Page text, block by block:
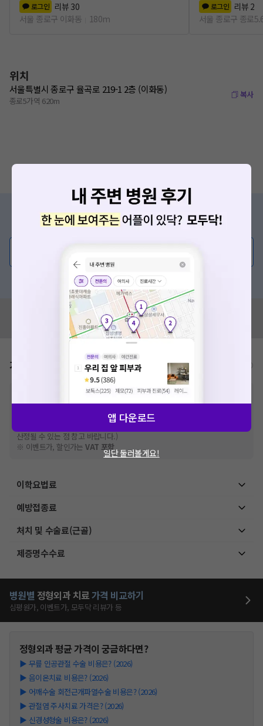
로그인 리뷰 30
서울 종로구 이화동
180m
로그인 리뷰 2
서울 종로구 종로
위치
서울특별시 종로구 율곡로 219-1 2층 (이화동)
종로5가역 620m
복사
증상/치료, 궁금한 점이 있나요?
의사가 직접 답해드려요!
혹은, 의료상담 서비스에 다양한 게시글 보러가기
혹시 잘못된 병원정보가 있나요?
모두닥 팀에 알려주세요!
가격표 비급여/급여 진료란?
추가비용 등으로 실제 가격과 상이할 수 있으니, 정확
한 가격은 해당 의료기관에 직접 문의해주세요.
건강보험심사평가원에 고지되어 있는 급여 진료 기준 가
격입니다. (진료와 연관된 복합적인 비용이 추가되어, 병원마다 금액이 다르게
산정될 수 있는 점 참고 바랍니다.)
※ 이벤트가, 할인가는VAT 포함
이학요법료
예방접종료
처치 및 수술료(근골)
제증명수수료
병원별 정형외과 치료가격 비교하기
심평원가, 이벤트가, 모두닥 리뷰가 등
정형외과평균 가격이 궁금하다면?
▶ 무릎 인공관절 수술 비용은? (2026)
▶ 음이온치료 비용은? (2026)
▶ 어깨수술 회전근개파열수술 비용은? (2026)
▶ 관절염 주사치료 가격은? (2026)
▶ 신경성형술 비용은? (2026)
앱 다운로드
일단 둘러볼게요!